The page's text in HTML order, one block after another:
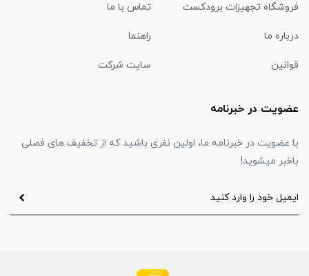
فروشگاه تجهیزات برودکست تماس با ما
درباره ما راهنما
قوانین سایت شرکت
عضویت در خبرنامه
با عضویت در خبرنامه ما، اولین نفری باشید که از تخفیف های فصلی
باخبر میشوید!